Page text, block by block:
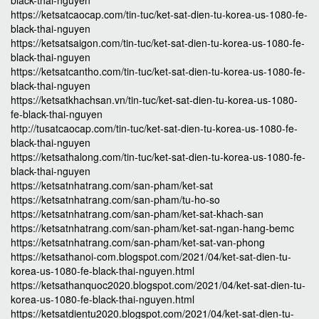
https://ketsatcaocap.com/tin-tuc/ket-sat-dien-tu-korea-us-1080-fe-
black-thai-nguyen
https://ketsatsaigon.com/tin-tuc/ket-sat-dien-tu-korea-us-1080-fe-
black-thai-nguyen
https://ketsatcantho.com/tin-tuc/ket-sat-dien-tu-korea-us-1080-fe-
black-thai-nguyen
https://ketsatkhachsan.vn/tin-tuc/ket-sat-dien-tu-korea-us-1080-
fe-black-thai-nguyen
http://tusatcaocap.com/tin-tuc/ket-sat-dien-tu-korea-us-1080-fe-
black-thai-nguyen
https://ketsathalong.com/tin-tuc/ket-sat-dien-tu-korea-us-1080-fe-
black-thai-nguyen
https://ketsatnhatrang.com/san-pham/ket-sat
https://ketsatnhatrang.com/san-pham/tu-ho-so
https://ketsatnhatrang.com/san-pham/ket-sat-khach-san
https://ketsatnhatrang.com/san-pham/ket-sat-ngan-hang-bemc
https://ketsatnhatrang.com/san-pham/ket-sat-van-phong
https://ketsathanoi-com.blogspot.com/2021/04/ket-sat-dien-tu-
korea-us-1080-fe-black-thai-nguyen.html
https://ketsathanquoc2020.blogspot.com/2021/04/ket-sat-dien-tu-
korea-us-1080-fe-black-thai-nguyen.html
https://ketsatdientu2020.blogspot.com/2021/04/ket-sat-dien-tu-